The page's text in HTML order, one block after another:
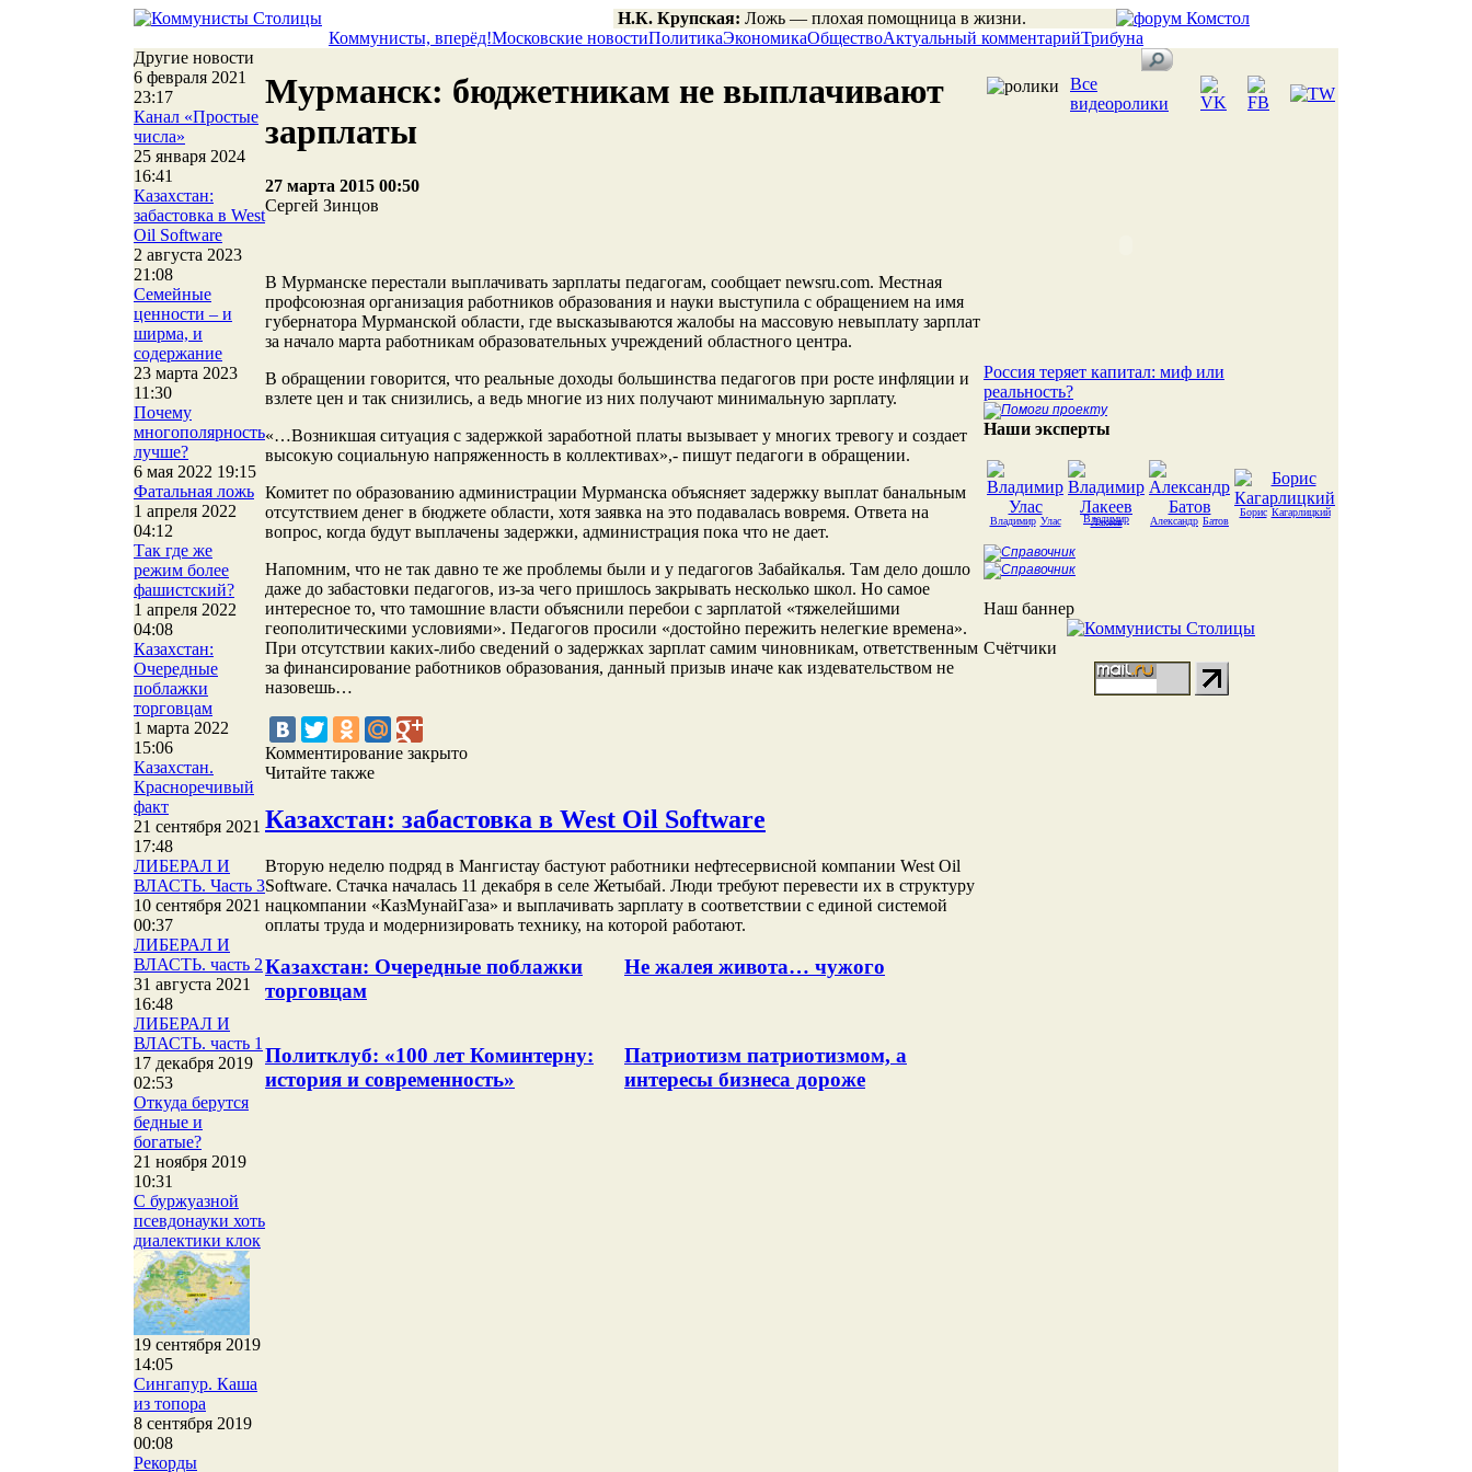
Н.К. Крупская: Ложь — плохая помощница в жизни.
Коммунисты, вперёд!Московские новостиПолитикаЭкономикаОбществоАктуальный комментарийТрибуна
Другие новости
6 февраля 2021
23:17
Канал «Простые
числа»
25 января 2024
16:41
Казахстан:
забастовка в West
Oil Software
2 августа 2023
21:08
Семейные
ценности – и
ширма, и
содержание
23 марта 2023
11:30
Почему
многополярность
лучше?
6 мая 2022 19:15
Фатальная ложь
1 апреля 2022
04:12
Так где же
режим более
фашистский?
1 апреля 2022
04:08
Казахстан:
Очередные
поблажки
торговцам
1 марта 2022
15:06
Казахстан.
Красноречивый
факт
21 сентября 2021
17:48
ЛИБЕРАЛ И
ВЛАСТЬ. Часть 3
10 сентября 2021
00:37
ЛИБЕРАЛ И
ВЛАСТЬ. часть 2
31 августа 2021
16:48
ЛИБЕРАЛ И
ВЛАСТЬ. часть 1
17 декабря 2019
02:53
Откуда берутся
бедные и
богатые?
21 ноября 2019
10:31
С буржуазной
псевдонауки хоть
диалектики клок
19 сентября 2019
14:05
Сингапур. Каша
из топора
8 сентября 2019
00:08
Рекорды
Мурманск: бюджетникам не выплачивают
зарплаты
27 марта 2015 00:50
Сергей Зинцов
В Мурманске перестали выплачивать зарплаты педагогам, сообщает newsru.com. Местная
профсоюзная организация работников образования и науки выступила с обращением на имя
губернатора Мурманской области, где высказываются жалобы на массовую невыплату зарплат
за начало марта работникам образовательных учреждений областного центра.
В обращении говорится, что реальные доходы большинства педагогов при росте инфляции и
взлете цен и так снизились, а ведь многие из них получают минимальную зарплату.
«…Возникшая ситуация с задержкой заработной платы вызывает у многих тревогу и создает
высокую социальную напряженность в коллективах»,- пишут педагоги в обращении.
Комитет по образованию администрации Мурманска объясняет задержку выплат банальным
отсутствием денег в бюджете области, хотя заявка на это подавалась вовремя. Ответа на
вопрос, когда будут выплачены задержки, администрация пока что не дает.
Напомним, что не так давно те же проблемы были и у педагогов Забайкалья. Там дело дошло
даже до забастовки педагогов, из-за чего пришлось закрывать несколько школ. Но самое
интересное то, что тамошние власти объяснили перебои с зарплатой «тяжелейшими
геополитическими условиями». Педагогов просили «достойно пережить нелегкие времена».
При отсутствии каких-либо сведений о задержках зарплат самим чиновникам, ответственным
за финансирование работников образования, данный призыв иначе как издевательством не
назовешь…
Комментирование закрыто
Читайте также
Казахстан: забастовка в West Oil Software
Вторую неделю подряд в Мангистау бастуют работники нефтесервисной компании West Oil
Software. Стачка началась 11 декабря в селе Жетыбай. Люди требуют перевести их в структуру
нацкомпании «КазМунайГаза» и выплачивать зарплату в соответствии с единой системой
оплаты труда и модернизировать технику, на которой работают.
Казахстан: Очередные поблажки
торговцам
Не жалея живота… чужого
Политклуб: «100 лет Коминтерну:
история и современность»
Патриотизм патриотизмом, а
интересы бизнеса дороже
Все
видеоролики
Россия теряет капитал: миф или
реальность?
Наши эксперты
Владимир Улас Владимир
Лакеев Александр Батов
Борис Кагарлицкий
Наш баннер
Счётчики